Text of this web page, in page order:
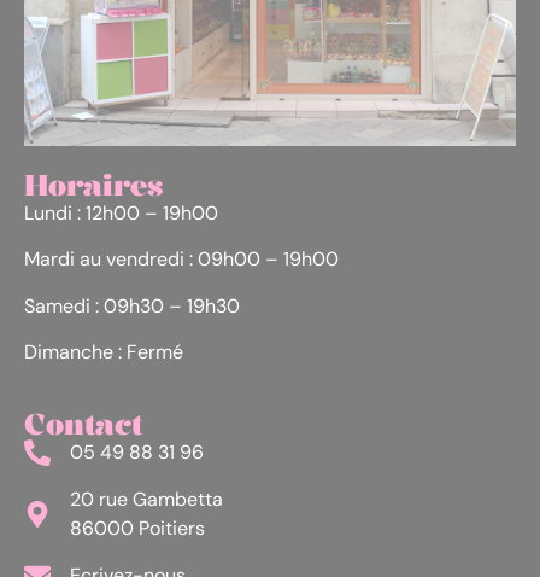
Horaires
Lundi : 12h00 – 19h00
Mardi au vendredi : 09h00 – 19h00
Samedi : 09h30 – 19h30
Dimanche : Fermé
Contact
05 49 88 31 96
20 rue Gambetta
86000 Poitiers